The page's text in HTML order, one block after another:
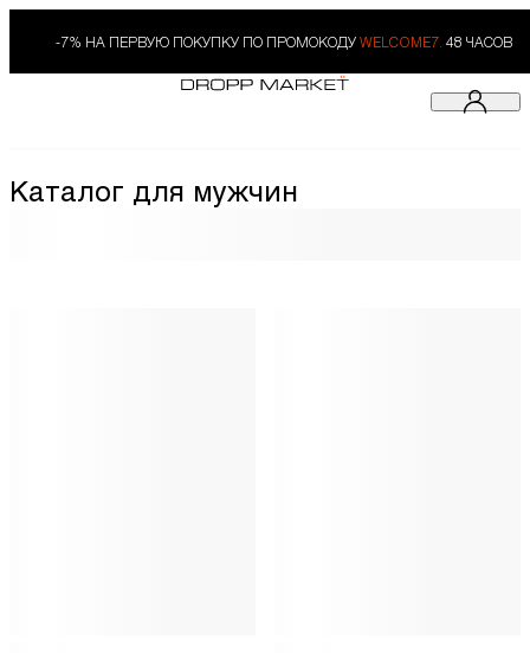
-7% НА ПЕРВУЮ ПОКУПКУ ПО ПРОМОКОДУ WELCOME7. 48 ЧАСОВ
Каталог для мужчин